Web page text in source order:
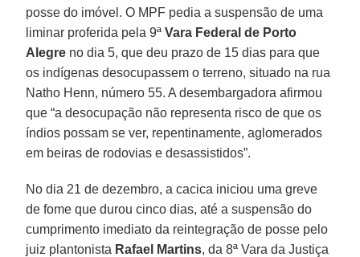
posse do imóvel. O MPF pedia a suspensão de uma
liminar proferida pela 9ª Vara Federal de Porto
Alegre no dia 5, que deu prazo de 15 dias para que
os indígenas desocupassem o terreno, situado na rua
Natho Henn, número 55. A desembargadora afirmou
que “a desocupação não representa risco de que os
índios possam se ver, repentinamente, aglomerados
em beiras de rodovias e desassistidos”.
No dia 21 de dezembro, a cacica iniciou uma greve
de fome que durou cinco dias, até a suspensão do
cumprimento imediato da reintegração de posse pelo
juiz plantonista Rafael Martins, da 8ª Vara da Justiça